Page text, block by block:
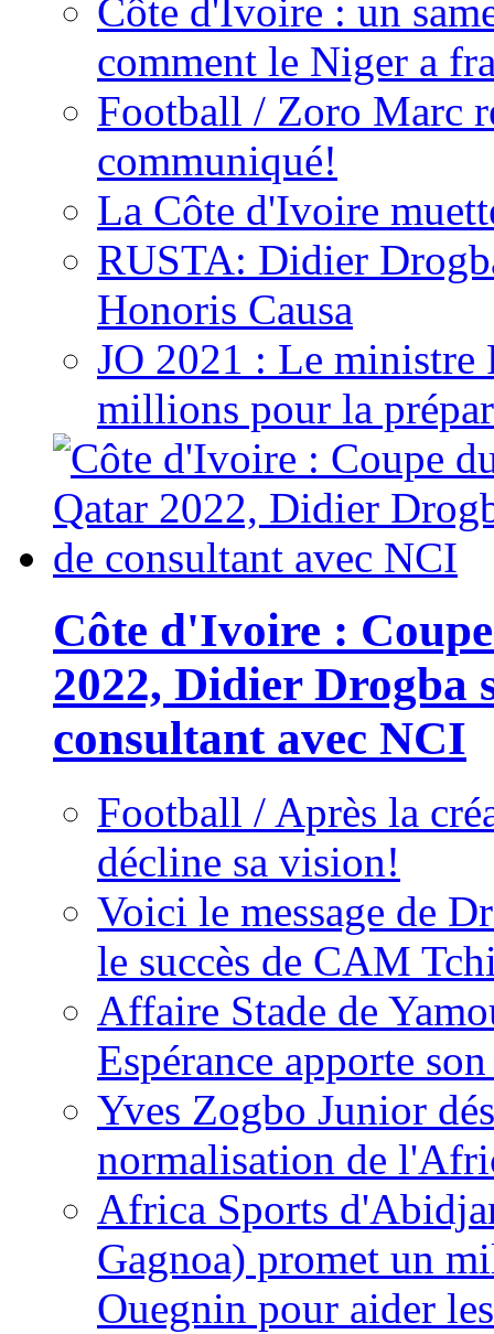
Côte d'Ivoire : un
comment le Niger a
Football / Zoro Marc
communiqué!
La Côte d'Ivoire
RUSTA: Didier
Honoris Causa
JO 2021 : Le ministre
millions pour la
Côte d'Ivoire :
2022, Didier Drogba
consultant avec NCI
Football / Après la
décline sa vision!
Voici le message de
le succès de CAM
Affaire Stade de
Espérance apporte
Yves Zogbo Junior
normalisation de
Africa Sports
Gagnoa) promet un
Ouegnin pour aider